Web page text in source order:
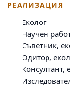
РЕАЛИЗАЦИЯ
Еколог
Научен
Съветник,
Одитор,
Консултант,